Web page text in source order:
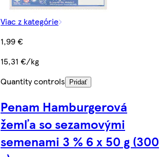
Viac z kategórie
1,99 €
15,31 €/kg
Quantity controls
Pridať
Penam Hamburgerová
žemľa so sezamovými
semenami 3 % 6 x 50 g (300